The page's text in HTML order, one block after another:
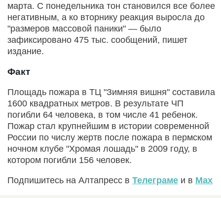
марта. С понедельника тон становился все более
негативным, а ко вторнику реакция выросла до
"размеров массовой паники" — было
зафиксировано 475 тыс. сообщений, пишет
издание.
Факт
Площадь пожара в ТЦ "Зимняя вишня" составила
1600 квадратных метров. В результате ЧП
погибли 64 человека, в том числе 41 ребенок.
Пожар стал крупнейшим в истории современной
России по числу жертв после пожара в пермском
ночном клубе "Хромая лошадь" в 2009 году, в
котором погибли 156 человек.
Подпишитесь на Алтапресс в Телеграме и в Max